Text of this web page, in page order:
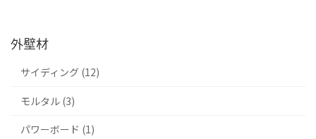
外壁材
サイディング (12)
モルタル (3)
パワーボード (1)